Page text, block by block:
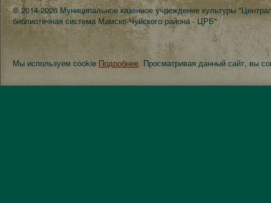
© 2014-2026 Муниципальное казённое учреждение культуры
библиотечная система Мамско-Чуйского района - ЦРБ"
Мы используем cookie Подробнее. Просматривая данный сайт, вы